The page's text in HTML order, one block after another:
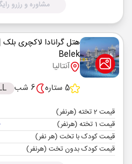
مشاوره و رزرو
هتل گرانادا لاکچری بلک
Belek
آنتالیا
5 ستاره
6 شب
قیمت 2 تخته (هرنفر)
قیمت 1 تخته (هرنفر)
قیمت کودک با تخت (هر نفر)
قیمت کودک بدون تخت (هرنفر)